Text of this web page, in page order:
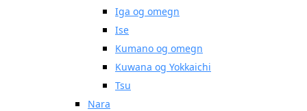
Iga og omegn
Ise
Kumano og omegn
Kuwana og Yokkaichi
Tsu
Nara